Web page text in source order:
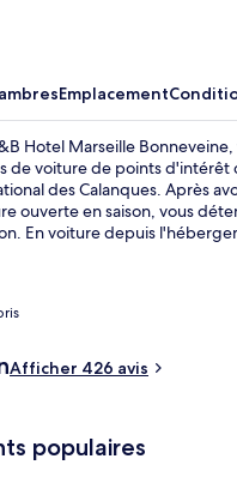
Emplacement
Hotel Marseille
de voiture de points d'intérêt
des Calanques. Après
ouverte en saison, vous
En voiture depuis
et Grand Port Maritime de
Afficher 426 avis
populaires